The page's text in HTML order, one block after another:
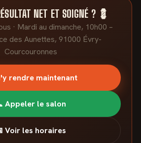
NET ET SOIGNÉ ? 💈
· Mardi au dimanche, 10h00 –
des Aunettes, 91000 Évry-
Courcouronnes
rendre maintenant
Appeler le salon
Voir les horaires